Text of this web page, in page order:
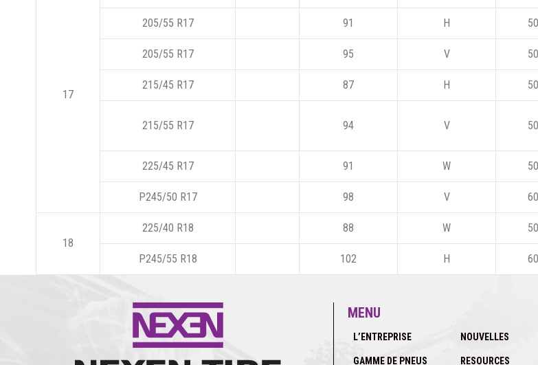
17
205/55 R17 91 H
205/55 R17 95 V
215/45 R17 87 H
215/55 R17 94 V
225/45 R17 91 W
P245/50 R17 98 V
18
225/40 R18 88 W
P245/55 R18 102 H
MENU
L’ENTREPRISE
GAMME DE PNEUS
NOUVELLES
RESOURCES